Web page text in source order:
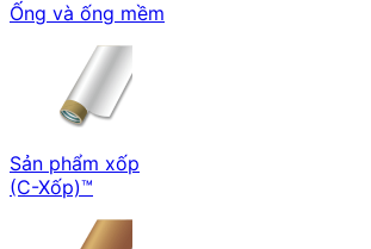
Ống và ống mềm
Sản phẩm xốp
(C-Xốp)™